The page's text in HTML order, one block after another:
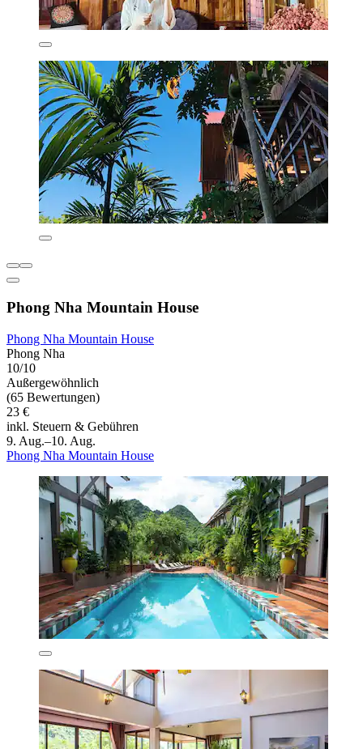
Phong Nha Mountain House
Phong Nha Mountain House
Phong Nha
10/10
Außergewöhnlich
(65 Bewertungen)
23 €
inkl. Steuern & Gebühren
9. Aug.–10. Aug.
Phong Nha Mountain House